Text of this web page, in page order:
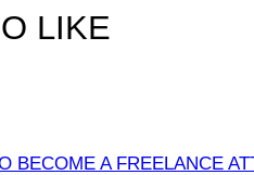
LIKE
BECOME A FREELANCE